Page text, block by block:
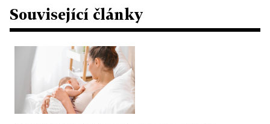
Související články